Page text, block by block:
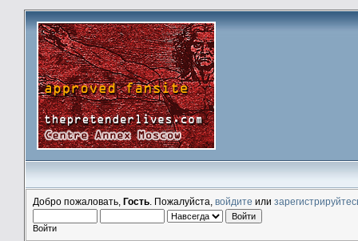
Добро пожаловать, Гость . Пожалуйста, войдите или
Войти